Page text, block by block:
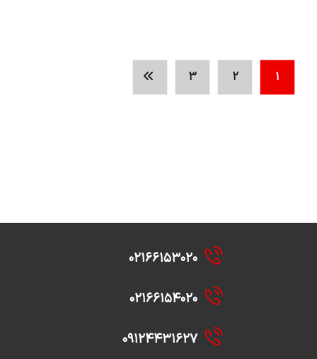
۱ ۲ ۳
۰۲۱۶۶۱۵۳۰۲۰
۰۲۱۶۶۱۵۴۰۲۰
۰۹۱۲۴۴۳۱۶۲۷